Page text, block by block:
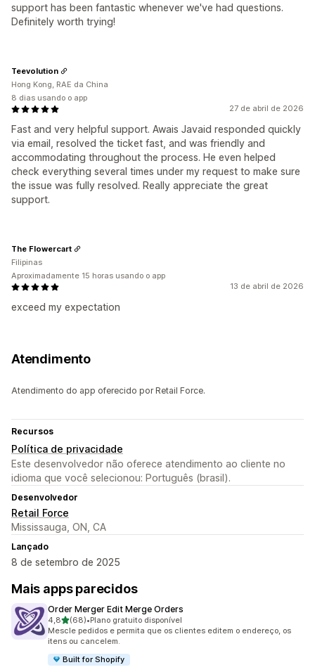
support has been fantastic whenever we've had questions.
Definitely worth trying!
27 de abril de 2026
Fast and very helpful support. Awais Javaid responded quickly
via email, resolved the ticket fast, and was friendly and
accommodating throughout the process. He even helped
check everything several times under my request to make sure
the issue was fully resolved. Really appreciate the great
support.
Teevolution
Hong Kong, RAE da China
8 dias usando o app
13 de abril de 2026
exceed my expectation
The Flowercart
Filipinas
Aproximadamente 15 horas usando o app
Atendimento
Atendimento do app oferecido por Retail Force.
Recursos
Política de privacidade
Este desenvolvedor não oferece atendimento ao cliente no
idioma que você selecionou: Português (brasil).
Desenvolvedor
Retail Force
Mississauga, ON, CA
Lançado
8 de setembro de 2025
Mais apps parecidos
Order Merger Edit Merge Orders
4,8de 5 estrelas
(68)
68 avaliações ao todo
•Plano gratuito disponível
Mescle pedidos e permita que os clientes editem o endereço, os
itens ou cancelem.
Built for Shopify